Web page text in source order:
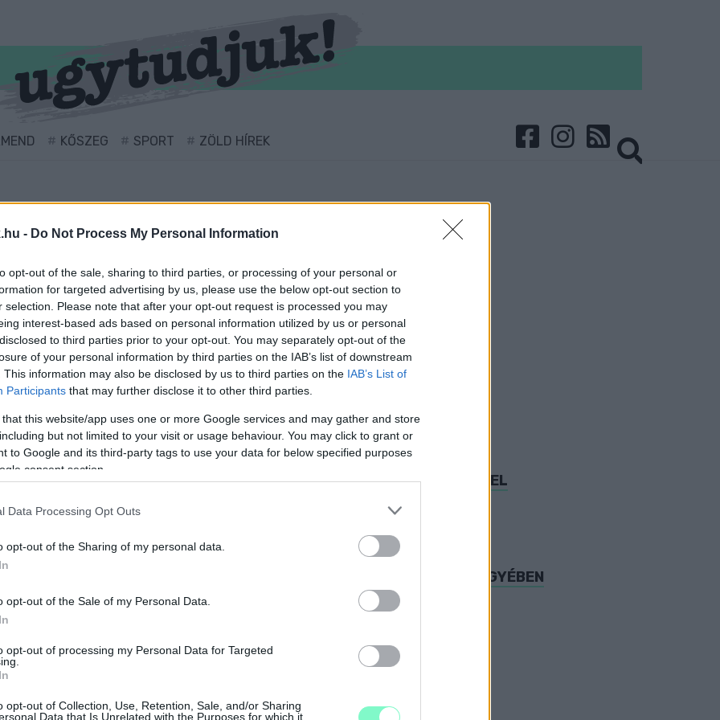
- Do Not Process My Personal Information
opt-out of the sale, sharing to third parties, or processing of your personal or
for targeted advertising by us, please use the below opt-out section to
selection. Please note that after your opt-out request is processed you may
interest-based ads based on personal information utilized by us or personal
to third parties prior to your opt-out. You may separately opt-out of the
of your personal information by third parties on the IAB’s list of downstream
This information may also be disclosed by us to third parties on the IAB’s List of
Participants that may further disclose it to other third parties.
that this website/app uses one or more Google services and may gather and store
but not limited to your visit or usage behaviour. You may click to grant or
to Google and its third-party tags to use your data for below specified purposes
consent section.
Data Processing Opt Outs
opt-out of the Sharing of my personal data.
opt-out of the Sale of my Personal Data.
opt-out of processing my Personal Data for Targeted
opt-out of Collection, Use, Retention, Sale, and/or Sharing
Data that Is Unrelated with the Purposes for which it
KŐSZEG SPORT ZÖLD HÍREK
cimkével ellátva.
BOTRÁNYRA: SOROS!
TÖBB MÁSIK ÜGYVÉDET IS LEHALLGATHATTAK A KÉMSZOFTVERREL
konfliktusba kerültek a kormánnyal.
BIZOTTSÁG ÖSSZEHÍVÁSÁT A LEHALLGATÁSI BOTRÁNY ÜGYÉBEN
BOTRÁNYRÓL